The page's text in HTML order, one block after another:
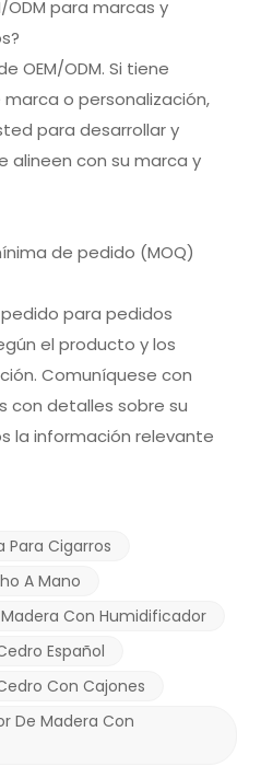
ODM para marcas y
OEM/ODM. Si tiene
o personalización,
para desarrollar y
alineen con su marca y
de pedido (MOQ)
para pedidos
el producto y los
Comuníquese con
con detalles sobre su
la información relevante
Para Cigarros
A Mano
Con Humidificador
Español
Con Cajones
De Madera Con